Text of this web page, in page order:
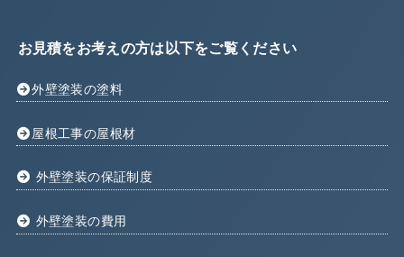
お見積をお考えの方は以下をご覧ください
外壁塗装の塗料
屋根工事の屋根材
外壁塗装の保証制度
外壁塗装の費用